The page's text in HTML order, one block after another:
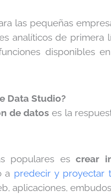
las pequeñas
analíticos de primera
disponibles
Data Studio?
de datos es la
populares escrear
a predecir y proyectar
aplicaciones,